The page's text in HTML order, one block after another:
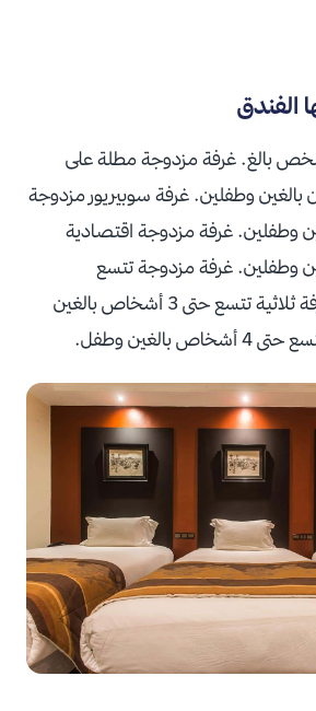
الفندق
بالغ. غرفة مزدوجة مطلة على
وطفلين. غرفة سوبيريور مزدوجة
وطفلين. غرفة مزدوجة اقتصادية
وطفلين. غرفة مزدوجة تتسع
لشخصين بالغين. غرفة ثلاثية تتسع حتى 3 أشخاص بالغين
بالغين وطفل.